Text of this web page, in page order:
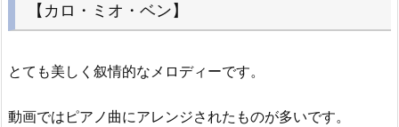
【カロ・ミオ・ベン】
とても美しく叙情的なメロディーです。
動画ではピアノ曲にアレンジされたものが多いです。